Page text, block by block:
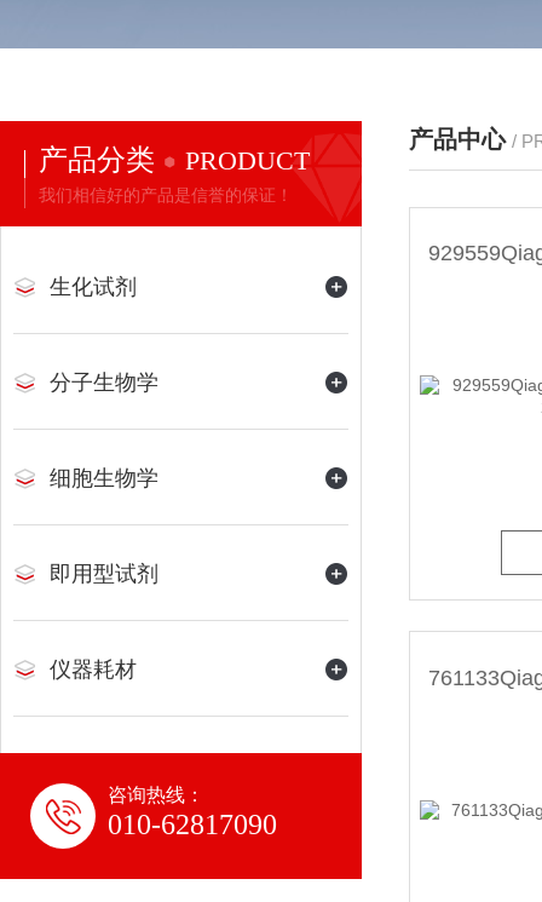
产品分类 PRODUCT
我们相信好的产品是信誉的保证！
生化试剂
分子生物学
细胞生物学
即用型试剂
仪器耗材
咨询热线：
010-62817090
产品中心 /